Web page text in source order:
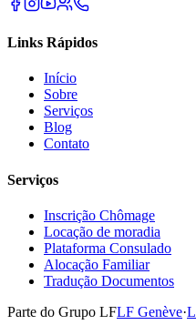
Links Rápidos
Início
Sobre
Serviços
Blog
Contato
Serviços
Inscrição Chômage
Locação de moradia
Plataforma Consulado
Alocação Familiar
Tradução Documentos
Parte do Grupo LFLF Genève·